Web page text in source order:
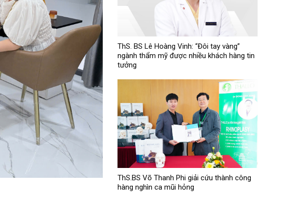
ThS. BS Lê Hoàng Vinh: “Đôi tay vàng”
ngành thẩm mỹ được nhiều khách hàng tin
tưởng
ThS.BS Võ Thanh Phi giải cứu thành công
hàng nghìn ca mũi hỏng